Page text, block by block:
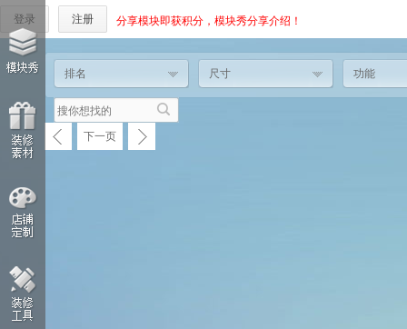
登录 注册 分享模块即获积分，模块秀分享介绍！
排名 尺寸 功能
下一页